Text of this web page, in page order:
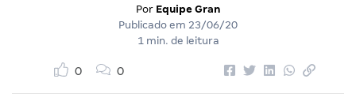
Por Equipe Gran
Publicado em 23/06/20
1 min. de leitura
0 0